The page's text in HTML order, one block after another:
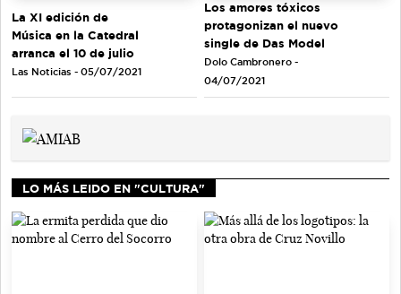
La XI edición de
Música en la Catedral
arranca el 10 de julio
Las Noticias - 05/07/2021
Los amores tóxicos
protagonizan el nuevo
single de Das Model
Dolo Cambronero -
04/07/2021
LO MÁS LEIDO EN "CULTURA"